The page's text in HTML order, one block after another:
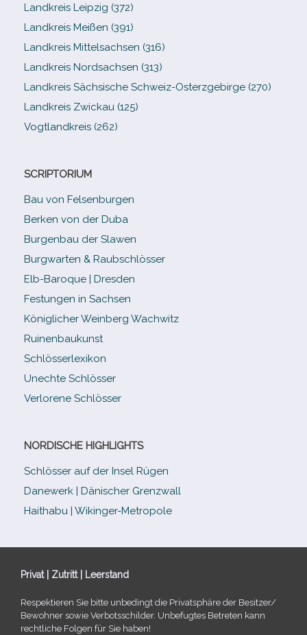
Landkreis Leipzig (372)
Landkreis Meißen (391)
Landkreis Mittelsachsen (316)
Landkreis Nordsachsen (313)
Landkreis Sächsische Schweiz-​Osterzgebirge (270)
Landkreis Zwickau (125)
Vogtlandkreis (262)
SCRIPTORIUM
Bau von Felsenburgen
Berken von der Duba
Burgenbau der Slawen
Burgwarten & Raubschlösser
Elb-​Baroque | Dresden
Festungen in Sachsen
Königlicher Weinberg Wachwitz
Ruinenbaukunst
Schlösserlexikon
Unechte Schlösser
Verlorene Schlösser
NORDISCHE HIGHLIGHTS
Schlösser auf der Insel Rügen
Danewerk | Dänischer Grenzwall
Haithabu | Wikinger-Metropole
Privat | Zutritt | Leerstand
Respektieren Sie bitte unbe­dingt die Privatsphäre der Besitzer/​
Bewohner sowie Verbotsschilder. Unbefugtes Betreten kann
recht­li­che Folgen für Sie haben!